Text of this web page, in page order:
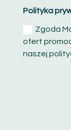
Polityka
Zgoda
ofert
naszej